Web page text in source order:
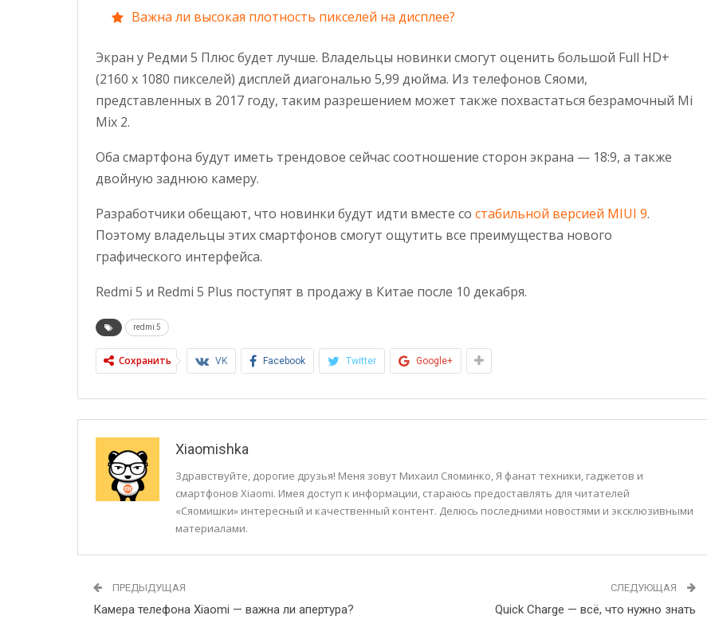
Важна ли высокая плотность пикселей на дисплее?
Экран у Редми 5 Плюс будет лучше. Владельцы новинки смогут оценить большой Full HD+
(2160 x 1080 пикселей) дисплей диагональю 5,99 дюйма. Из телефонов Сяоми,
представленных в 2017 году, таким разрешением может также похвастаться безрамочный Mi
Mix 2.
Оба смартфона будут иметь трендовое сейчас соотношение сторон экрана — 18:9, а также
двойную заднюю камеру.
Разработчики обещают, что новинки будут идти вместе со стабильной версией MIUI 9.
Поэтому владельцы этих смартфонов смогут ощутить все преимущества нового
графического интерфейса.
Redmi 5 и Redmi 5 Plus поступят в продажу в Китае после 10 декабря.
redmi 5
Сохранить VK Facebook Twitter Google+
Xiaomishka
Здравствуйте, дорогие друзья! Меня зовут Михаил Сяоминко, Я фанат техники, гаджетов и
смартфонов Xiaomi. Имея доступ к информации, стараюсь предоставлять для читателей
«Сяомишки» интересный и качественный контент. Делюсь последними новостями и эксклюзивными
материалами.
ПРЕДЫДУЩАЯ
Камера телефона Xiaomi — важна ли апертура?
СЛЕДУЮЩАЯ
Quick Charge — всё, что нужно знать